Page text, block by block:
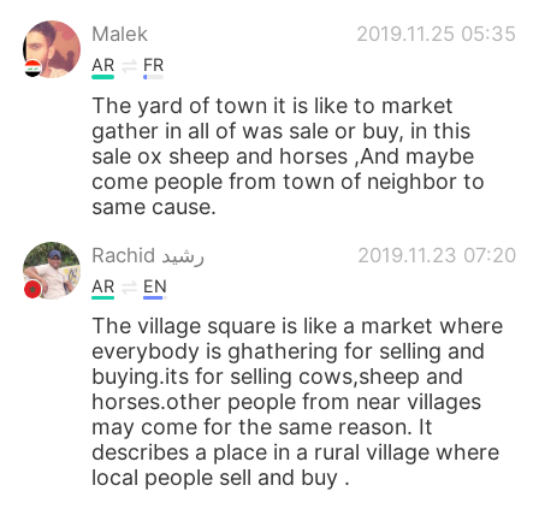
Malek 2019.11.25 05:35
AR FR
The yard of town it is like to market
gather in all of was sale or buy, in this
sale ox sheep and horses ,And maybe
come people from town of neighbor to
same cause.
Rachid رشيد 2019.11.23 07:20
AR EN
The village square is like a market where
everybody is ghathering for selling and
buying.its for selling cows,sheep and
horses.other people from near villages
may come for the same reason. It
describes a place in a rural village where
local people sell and buy .